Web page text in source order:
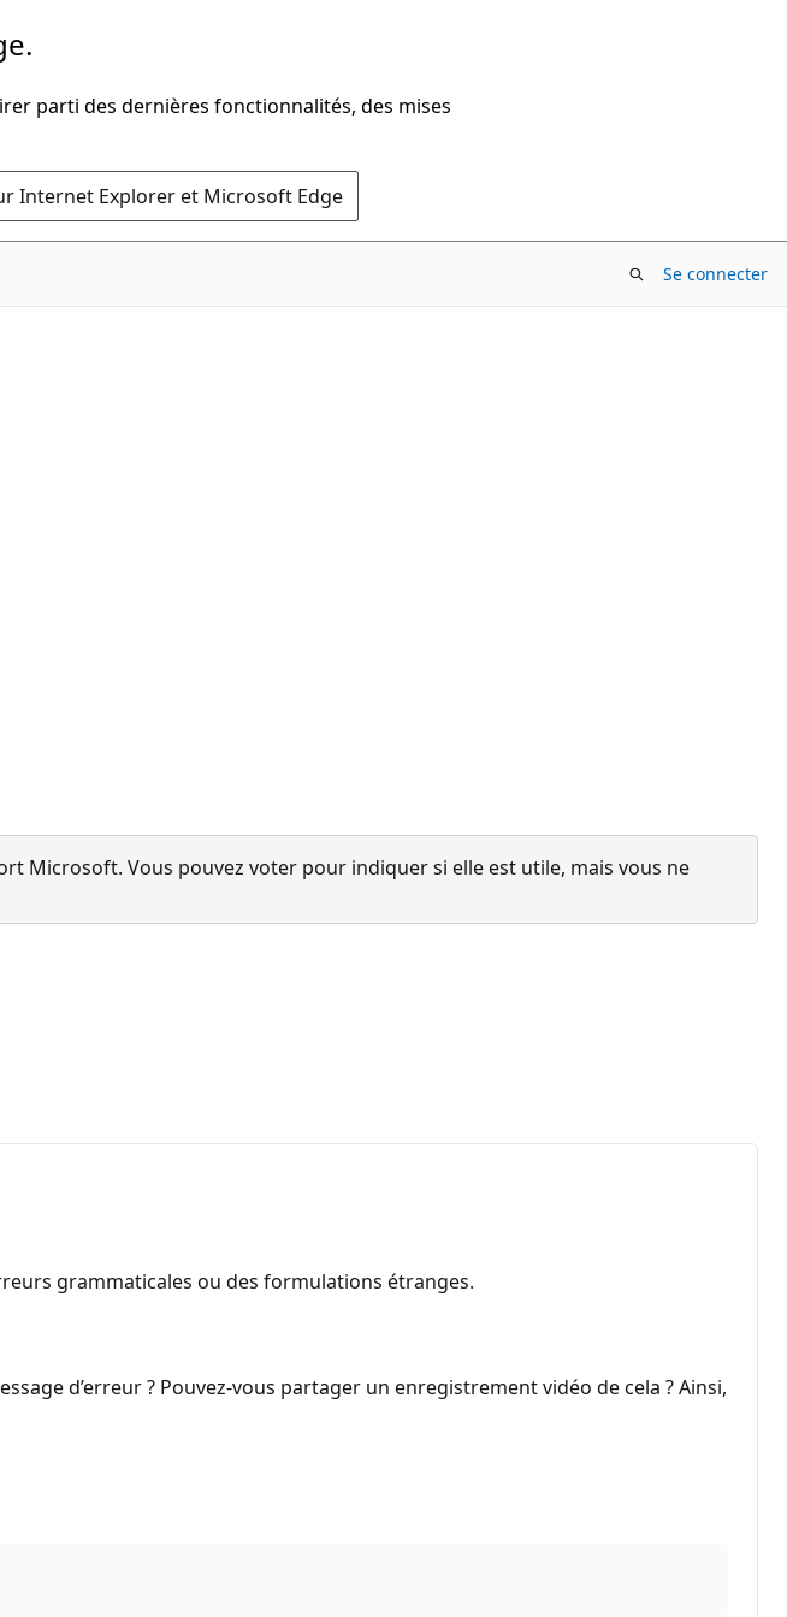
parti des dernières fonctionnalités, des mises
Internet Explorer et Microsoft Edge
Se connecter
Microsoft. Vous pouvez voter pour indiquer si elle est utile, mais vous ne
grammaticales ou des formulations étranges.
d’erreur ? Pouvez-vous partager un enregistrement vidéo de cela ? Ainsi,